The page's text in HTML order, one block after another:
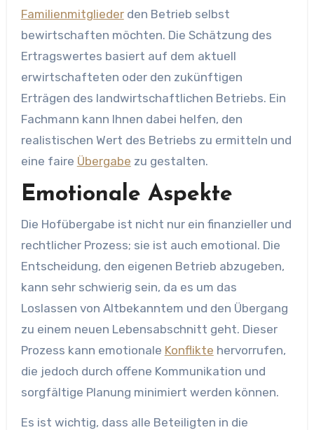
Familienmitgliederden Betrieb selbst
bewirtschaften möchten. Die Schätzung des
Ertragswertes basiert auf dem aktuell
erwirtschafteten oder den zukünftigen
Erträgen des landwirtschaftlichen Betriebs. Ein
Fachmann kann Ihnen dabei helfen, den
realistischen Wert des Betriebs zu ermitteln und
eine faire Übergabe zu gestalten.
Emotionale Aspekte
Die Hofübergabe ist nicht nur ein finanzieller und
rechtlicher Prozess; sie ist auch emotional. Die
Entscheidung, den eigenen Betrieb abzugeben,
kann sehr schwierig sein, da es um das
Loslassen von Altbekanntem und den Übergang
zu einem neuen Lebensabschnitt geht. Dieser
Prozess kann emotionale Konflikte hervorrufen,
die jedoch durch offene Kommunikation und
sorgfältige Planung minimiert werden können.
Es ist wichtig, dass alle Beteiligten in die